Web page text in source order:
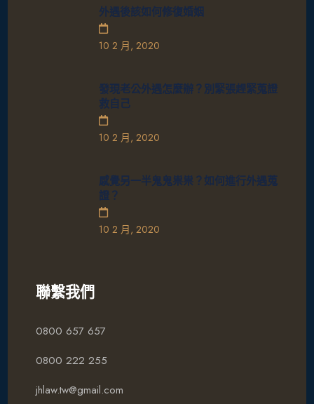
外遇後該如何修復婚姻
10 2 月, 2020
發現老公外遇怎麼辦？別緊張趕緊蒐證
救自己
10 2 月, 2020
感覺另一半鬼鬼祟祟？如何進行外遇蒐
證？
10 2 月, 2020
聯繫我們
0800 657 657
0800 222 255
jhlaw.tw@gmail.com